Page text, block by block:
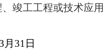
竣工工程或技术应用
3月 31 日